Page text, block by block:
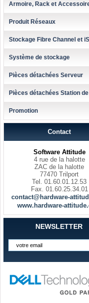
Armoire, Rack et
Produit Réseaux
Stockage Fibre Channel et
Système de stockage
Pièces détachées Serveur
Pièces détachées Station
Promotion
Contact
Software Attitude
4 rue de la halotte
ZAC de la halotte
77470 Trilport
Tel. 01.60.01.12.53
Fax. 01.60.25.34.01
contact@hardware-
www.hardware-
NEWSLETTER